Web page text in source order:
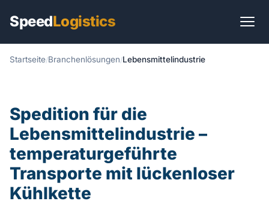
SpeedLogistics
Start
Transportlösungen
Branchen
Sendungen
Startseite Branchenlösungen Lebensmittelindustrie
Spedition für die
Lebensmittelindustrie –
temperaturgeführte
Transporte mit lückenloser
Kühlkette